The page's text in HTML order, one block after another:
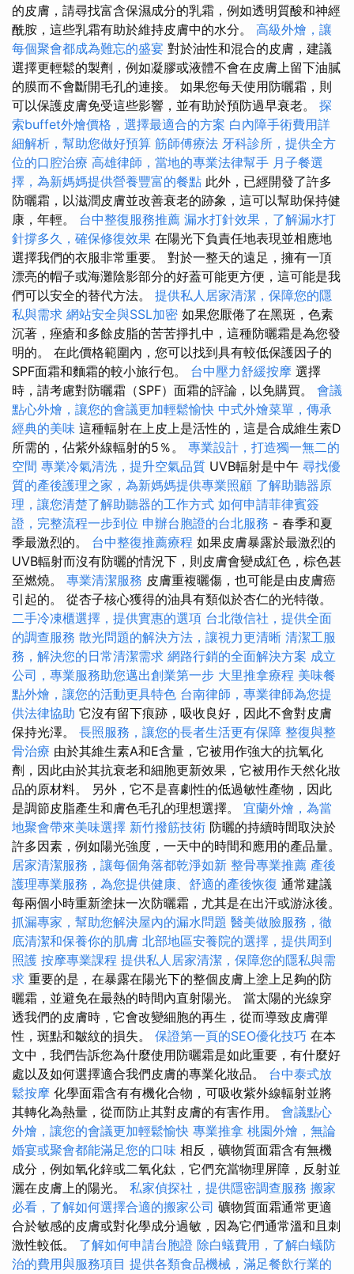
的皮膚，請尋找富含保濕成分的乳霜，例如透明質酸和神經
酰胺，這些乳霜有助於維持皮膚中的水分。 高級外燴，讓
每個聚會都成為難忘的盛宴 對於油性和混合的皮膚，建議
選擇更輕鬆的製劑，例如凝膠或液體不會在皮膚上留下油膩
的膜而不會斷開毛孔的連接。 如果您每天使用防曬霜，則
可以保護皮膚免受這些影響，並有助於預防過早衰老。 探
索buffet外燴價格，選擇最適合的方案 白內障手術費用詳
細解析，幫助您做好預算 筋師傅療法 牙科診所，提供全方
位的口腔治療 高雄律師，當地的專業法律幫手 月子餐選
擇，為新媽媽提供營養豐富的餐點 此外，已經開發了許多
防曬霜，以滋潤皮膚並改善衰老的跡象，這可以幫助保持健
康，年輕。 台中整復服務推薦 漏水打針效果，了解漏水打
針撐多久，確保修復效果 在陽光下負責任地表現並相應地
選擇我們的衣服非常重要。 對於一整天的遠足，擁有一頂
漂亮的帽子或海灘陰影部分的好蓋可能更方便，這可能是我
們可以安全的替代方法。 提供私人居家清潔，保障您的隱
私與需求 網站安全與SSL加密 如果您厭倦了在黑斑，色素
沉著，痤瘡和多餘皮脂的苦苦掙扎中，這種防曬霜是為您發
明的。 在此價格範圍內，您可以找到具有較低保護因子的
SPF面霜和麵霜的較小旅行包。 台中壓力舒緩按摩 選擇
時，請考慮對防曬霜（SPF）面霜的評論，以免購買。 會議
點心外燴，讓您的會議更加輕鬆愉快 中式外燴菜單，傳承
經典的美味 這種輻射在上皮上是活性的，這是合成維生素D
所需的，佔紫外線輻射的5％。 專業設計，打造獨一無二的
空間 專業冷氣清洗，提升空氣品質 UVB輻射是中午 尋找優
質的產後護理之家，為新媽媽提供專業照顧 了解助聽器原
理，讓您清楚了解助聽器的工作方式 如何申請菲律賓簽
證，完整流程一步到位 申辦台胞證的台北服務 - 春季和夏
季最激烈的。 台中整復推薦療程 如果皮膚暴露於最激烈的
UVB輻射而沒有防曬的情況下，則皮膚會變成紅色，棕色甚
至燃燒。 專業清潔服務 皮膚重複曬傷，也可能是由皮膚癌
引起的。 從杏子核心獲得的油具有類似於杏仁的光特徵。
二手冷凍櫃選擇，提供實惠的選項 台北徵信社，提供全面
的調查服務 散光問題的解決方法，讓視力更清晰 清潔工服
務，解決您的日常清潔需求 網路行銷的全面解決方案 成立
公司，專業服務助您邁出創業第一步 大里推拿療程 美味餐
點外燴，讓您的活動更具特色 台南律師，專業律師為您提
供法律協助 它沒有留下痕跡，吸收良好，因此不會對皮膚
保持光澤。 長照服務，讓您的長者生活更有保障 整復與整
骨治療 由於其維生素A和E含量，它被用作強大的抗氧化
劑，因此由於其抗衰老和細胞更新效果，它被用作天然化妝
品的原材料。 另外，它不是喜劇性的低過敏性產物，因此
是調節皮脂產生和膚色毛孔的理想選擇。 宜蘭外燴，為當
地聚會帶來美味選擇 新竹撥筋技術 防曬的持續時間取決於
許多因素，例如陽光強度，一天中的時間和應用的產品量。
居家清潔服務，讓每個角落都乾淨如新 整骨專業推薦 產後
護理專業服務，為您提供健康、舒適的產後恢復 通常建議
每兩個小時重新塗抹一次防曬霜，尤其是在出汗或游泳後。
抓漏專家，幫助您解決屋內的漏水問題 醫美做臉服務，徹
底清潔和保養你的肌膚 北部地區安養院的選擇，提供周到
照護 按摩專業課程 提供私人居家清潔，保障您的隱私與需
求 重要的是，在暴露在陽光下的整個皮膚上塗上足夠的防
曬霜，並避免在最熱的時間內直射陽光。 當太陽的光線穿
透我們的皮膚時，它會改變細胞的再生，從而導致皮膚彈
性，斑點和皺紋的損失。 保證第一頁的SEO優化技巧 在本
文中，我們告訴您為什麼使用防曬霜是如此重要，有什麼好
處以及如何選擇適合我們皮膚的專業化妝品。 台中泰式放
鬆按摩 化學面霜含有有機化合物，可吸收紫外線輻射並將
其轉化為熱量，從而防止其對皮膚的有害作用。 會議點心
外燴，讓您的會議更加輕鬆愉快 專業推拿 桃園外燴，無論
婚宴或聚會都能滿足您的口味 相反，礦物質面霜含有無機
成分，例如氧化鋅或二氧化鈦，它們充當物理屏障，反射並
灑在皮膚上的陽光。 私家偵探社，提供隱密調查服務 搬家
必看，了解如何選擇合適的搬家公司 礦物質面霜通常更適
合於敏感的皮膚或對化學成分過敏，因為它們通常溫和且刺
激性較低。 了解如何申請台胞證 除白蟻費用，了解白蟻防
治的費用與服務項目 提供各類食品機械，滿足餐飲行業的